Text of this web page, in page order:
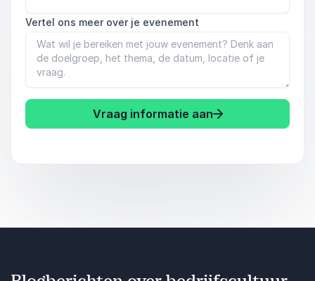
Vertel ons meer over je evenement
Vraag informatie aan